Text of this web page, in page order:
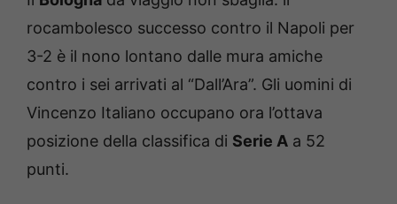
rocambolesco successo contro il Napoli per
3-2 è il nono lontano dalle mura amiche
contro i sei arrivati al “Dall’Ara”. Gli uomini di
Vincenzo Italiano occupano ora l’ottava
posizione della classifica di Serie A a 52
punti.